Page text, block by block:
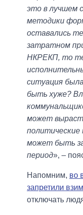
это в лучшем
методики
оставались
затратном
НКРЕКП, то
ситуация
быть хуже?
может
может быть
период», ‒
Напомним, во
запретили
отключать